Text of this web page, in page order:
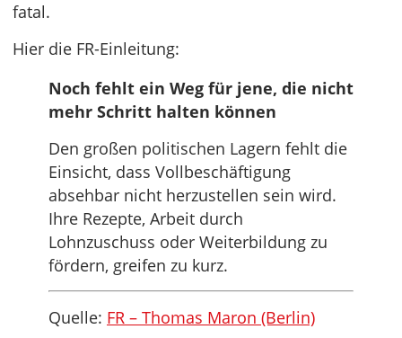
fatal.
Hier die FR-Einleitung:
Noch fehlt ein Weg für jene, die nicht
mehr Schritt halten können
Den großen politischen Lagern fehlt die
Einsicht, dass Vollbeschäftigung
absehbar nicht herzustellen sein wird.
Ihre Rezepte, Arbeit durch
Lohnzuschuss oder Weiterbildung zu
fördern, greifen zu kurz.
Quelle: FR – Thomas Maron (Berlin)